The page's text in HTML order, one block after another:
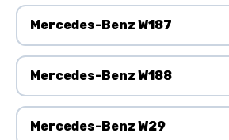
Mercedes-Benz W187
Mercedes-Benz W188
Mercedes-Benz W29